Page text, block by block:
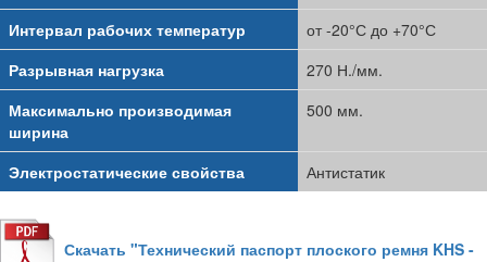
Интервал рабочих температур
от -20°С до +70°С
Разрывная нагрузка
270 Н./мм.
Максимально производимая
ширина
500 мм.
Электростатические свойства Антистатик
Скачать "Технический паспорт плоского ремня KHS -